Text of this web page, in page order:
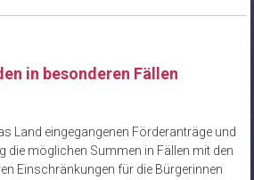
in besonderen Fällen
Land eingegangenen Förderanträge und
die möglichen Summen in Fällen mit den
Einschränkungen für die Bürgerinnen